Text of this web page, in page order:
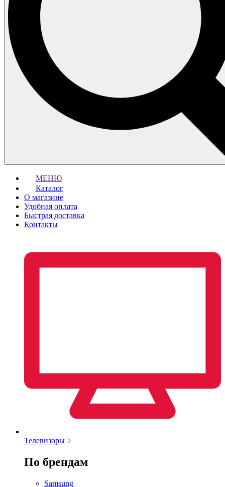
МЕНЮ
Каталог
О магазине
Удобная оплата
Быстрая доставка
Контакты
Телевизоры
По брендам
Samsung